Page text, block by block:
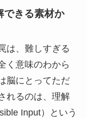
できる素材か
は、難しすぎる
く意味のわから
脳にとってただ
れるのは、理解
Input）という